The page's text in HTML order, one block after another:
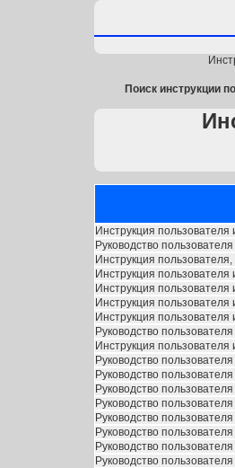
Поиск инструкции
Инструкция пользователя
Руководство
Инструкция
Инструкция пользователя
Инструкция пользователя
Инструкция пользователя
Инструкция пользователя
Руководство пользователя
Инструкция
Руководство пользователя
Руководство пользователя
Руководство пользователя
Руководство
Руководство пользователя
Руководство
Руководство пользователя
Руководство